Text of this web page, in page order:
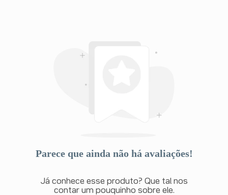
Parece que ainda não há avaliações!
Já conhece esse produto? Que tal nos
contar um pouquinho sobre ele.